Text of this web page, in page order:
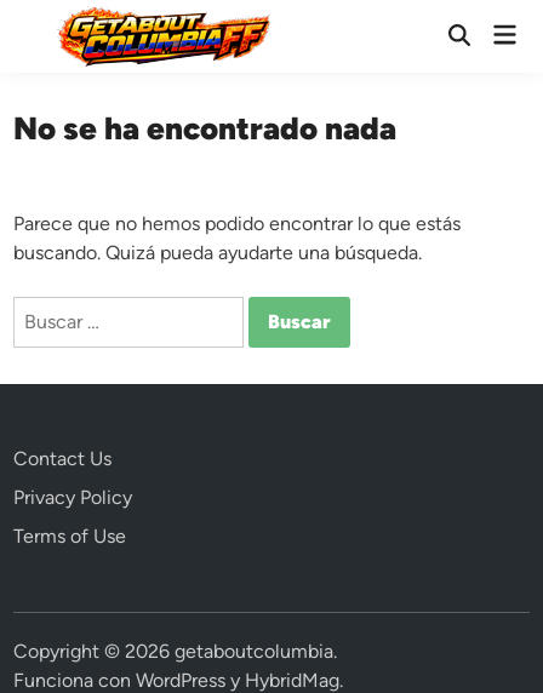
contenido
Abrir
No se ha encontrado nada
Parece que no hemos podido encontrar lo que estás
buscando. Quizá pueda ayudarte una búsqueda.
Buscar:
Contact Us
Privacy Policy
Terms of Use
Copyright © 2026getaboutcolumbia.
Funciona conWordPress y HybridMag.